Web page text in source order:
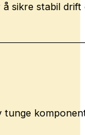
sikre stabil drift
tunge